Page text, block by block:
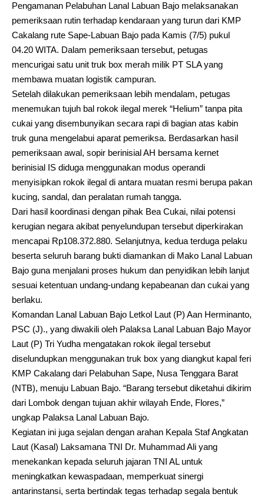
Pengamanan Pelabuhan Lanal Labuan Bajo melaksanakan
pemeriksaan rutin terhadap kendaraan yang turun dari KMP
Cakalang rute Sape-Labuan Bajo pada Kamis (7/5) pukul
04.20 WITA. Dalam pemeriksaan tersebut, petugas
mencurigai satu unit truk box merah milik PT SLA yang
membawa muatan logistik campuran.
Setelah dilakukan pemeriksaan lebih mendalam, petugas
menemukan tujuh bal rokok ilegal merek “Helium” tanpa pita
cukai yang disembunyikan secara rapi di bagian atas kabin
truk guna mengelabui aparat pemeriksa. Berdasarkan hasil
pemeriksaan awal, sopir berinisial AH bersama kernet
berinisial IS diduga menggunakan modus operandi
menyisipkan rokok ilegal di antara muatan resmi berupa pakan
kucing, sandal, dan peralatan rumah tangga.
Dari hasil koordinasi dengan pihak Bea Cukai, nilai potensi
kerugian negara akibat penyelundupan tersebut diperkirakan
mencapai Rp108.372.880. Selanjutnya, kedua terduga pelaku
beserta seluruh barang bukti diamankan di Mako Lanal Labuan
Bajo guna menjalani proses hukum dan penyidikan lebih lanjut
sesuai ketentuan undang-undang kepabeanan dan cukai yang
berlaku.
Komandan Lanal Labuan Bajo Letkol Laut (P) Aan Herminanto,
PSC (J)., yang diwakili oleh Palaksa Lanal Labuan Bajo Mayor
Laut (P) Tri Yudha mengatakan rokok ilegal tersebut
diselundupkan menggunakan truk box yang diangkut kapal feri
KMP Cakalang dari Pelabuhan Sape, Nusa Tenggara Barat
(NTB), menuju Labuan Bajo. “Barang tersebut diketahui dikirim
dari Lombok dengan tujuan akhir wilayah Ende, Flores,”
ungkap Palaksa Lanal Labuan Bajo.
Kegiatan ini juga sejalan dengan arahan Kepala Staf Angkatan
Laut (Kasal) Laksamana TNI Dr. Muhammad Ali yang
menekankan kepada seluruh jajaran TNI AL untuk
meningkatkan kewaspadaan, memperkuat sinergi
antarinstansi, serta bertindak tegas terhadap segala bentuk